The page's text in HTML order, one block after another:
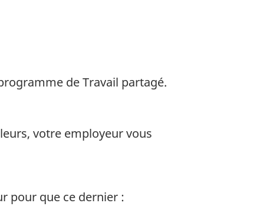
de Travail partagé.
votre employeur vous
pour que ce dernier :